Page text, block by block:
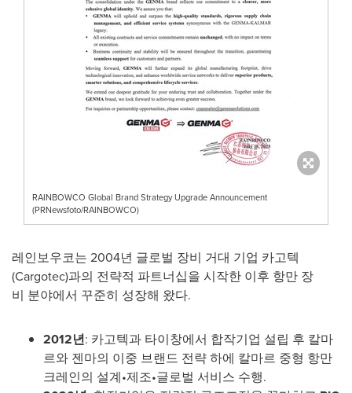
RAINBOWCO Global Brand Strategy Upgrade Announcement
(PRNewsfoto/RAINBOWCO)
레인보우코는 2004년 글로벌 장비 거대 기업 카고텍
(Cargotec)과의 전략적 파트너십을 시작한 이후 항만 장
비 분야에서 꾸준히 성장해 왔다.
2012년: 카고텍과 타이창에서 합작기업 설립 후 칼마
르와 젠마의 이중 브랜드 전략 하에 칼마르 중형 항만
크레인의 설계•제조•글로벌 서비스 수행.